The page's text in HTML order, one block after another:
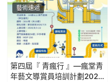
藝術速遞
第四屆『 青瘋行 』—瘋堂青
年藝文導賞員培訓計劃2026